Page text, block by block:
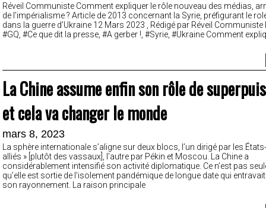
Réveil Communiste Comment expliquer le rôle nouveau des médias,
de l’impérialisme ? Article de 2013 concernant la Syrie, préfigurant le
dans la guerre d’Ukraine 12 Mars 2023 , Rédigé par Réveil
#GQ, #Ce que dit la presse, #A gerber !, #Syrie, #Ukraine Comment
La Chine assume enfin son rôle de
et cela va changer le monde
mars 8, 2023
La sphère internationale s’aligne sur deux blocs, l’un dirigé par les
alliés » [plutôt des vassaux], l’autre par Pékin et Moscou. La Chine a
considérablement intensifié son activité diplomatique. Ce n’est pas
qu’elle est sortie de l’isolement pandémique de longue date qui
son rayonnement. La raison principale